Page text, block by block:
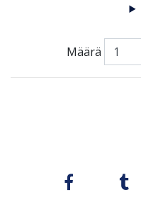
Määrä